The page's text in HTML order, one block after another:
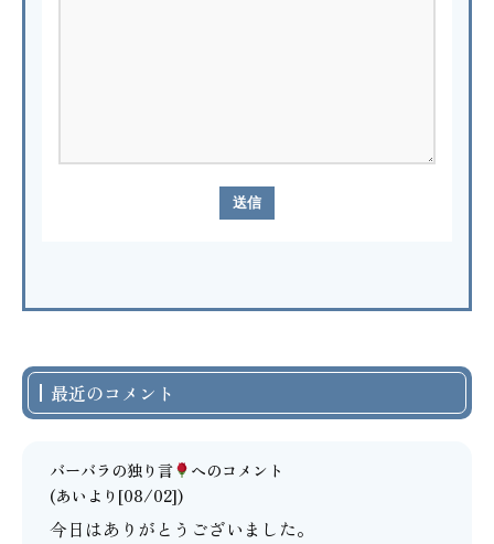
最近のコメント
バーバラの独り言
へのコメント
(あいより[08/02])
今日はありがとうございました。